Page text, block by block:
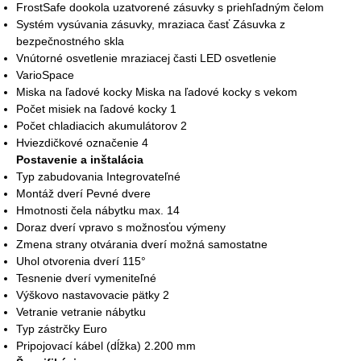
FrostSafe dookola uzatvorené zásuvky s priehľadným čelom
Systém vysúvania zásuvky, mraziaca časť Zásuvka z
bezpečnostného skla
Vnútorné osvetlenie mraziacej časti LED osvetlenie
VarioSpace
Miska na ľadové kocky Miska na ľadové kocky s vekom
Počet misiek na ľadové kocky 1
Počet chladiacich akumulátorov 2
Hviezdičkové označenie 4
Postavenie a inštalácia
Typ zabudovania Integrovateľné
Montáž dverí Pevné dvere
Hmotnosti čela nábytku max. 14
Doraz dverí vpravo s možnosťou výmeny
Zmena strany otvárania dverí možná samostatne
Uhol otvorenia dverí 115°
Tesnenie dverí vymeniteľné
Výškovo nastavovacie pätky 2
Vetranie vetranie nábytku
Typ zástrčky Euro
Pripojovací kábel (dĺžka) 2.200 mm